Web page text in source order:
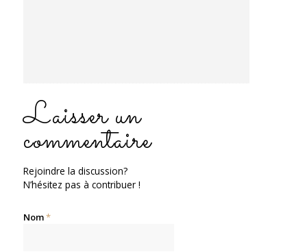
Laisser un
commentaire
Rejoindre la discussion?
N’hésitez pas à contribuer !
Nom*